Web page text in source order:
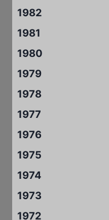
1982
1981
1980
1979
1978
1977
1976
1975
1974
1973
1972